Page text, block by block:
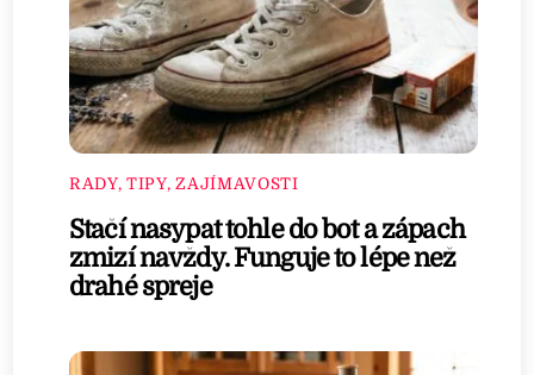
RADY, TIPY, ZAJÍMAVOSTI
Stačí nasypat tohle do bot a zápach
zmizí navždy. Funguje to lépe než
drahé spreje